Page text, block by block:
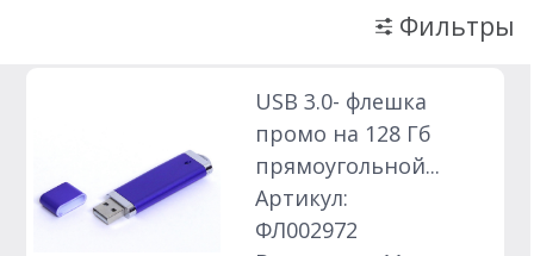
Фильтры
USB 3.0- флешка
промо на 128 Гб
прямоугольной...
Артикул:
ФЛ002972